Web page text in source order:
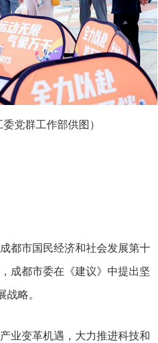
党群工作部供图）
都市国民经济和社会发展第十
成都市委在《建议》中提出坚
略。
业变革机遇，大力推进科技和